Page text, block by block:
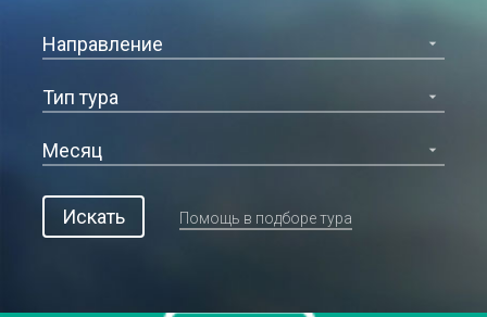
Искать Помощь в подборе тура